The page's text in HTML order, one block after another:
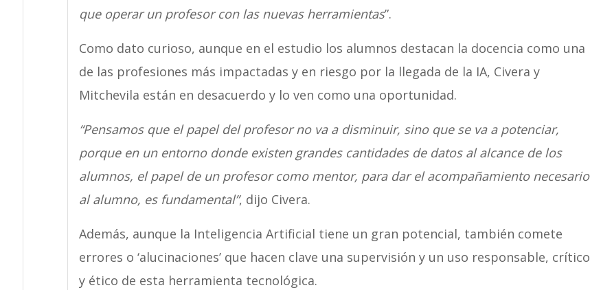
que operar un profesor con las nuevas herramientas”.
Como dato curioso, aunque en el estudio los alumnos destacan la docencia como una
de las profesiones más impactadas y en riesgo por la llegada de la IA, Civera y
Mitchevila están en desacuerdo y lo ven como una oportunidad.
“Pensamos que el papel del profesor no va a disminuir, sino que se va a potenciar,
porque en un entorno donde existen grandes cantidades de datos al alcance de los
alumnos, el papel de un profesor como mentor, para dar el acompañamiento necesario
al alumno, es fundamental”, dijo Civera.
Además, aunque la Inteligencia Artificial tiene un gran potencial, también comete
errores o ‘alucinaciones’ que hacen clave una supervisión y un uso responsable, crítico
y ético de esta herramienta tecnológica.